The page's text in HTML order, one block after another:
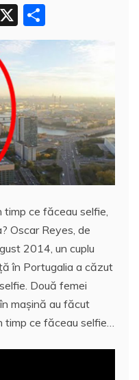
X
a
e
a
z
ă
timp ce făceau selfie,
Oscar Reyes, de
2014, un cuplu
în Portugalia a căzut
Două femei
maşină au făcut
timp ce făceau selfie…